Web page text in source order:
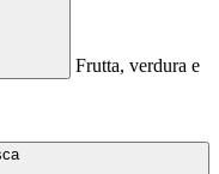
Frutta, verdura e